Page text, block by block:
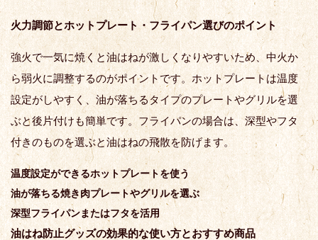
火力調節とホットプレート・フライパン選びのポイント
強火で一気に焼くと油はねが激しくなりやすいため、中火か
ら弱火に調整するのがポイントです。ホットプレートは温度
設定がしやすく、油が落ちるタイプのプレートやグリルを選
ぶと後片付けも簡単です。フライパンの場合は、深型やフタ
付きのものを選ぶと油はねの飛散を防げます。
温度設定ができるホットプレートを使う
油が落ちる焼き肉プレートやグリルを選ぶ
深型フライパンまたはフタを活用
油はね防止グッズの効果的な使い方とおすすめ商品